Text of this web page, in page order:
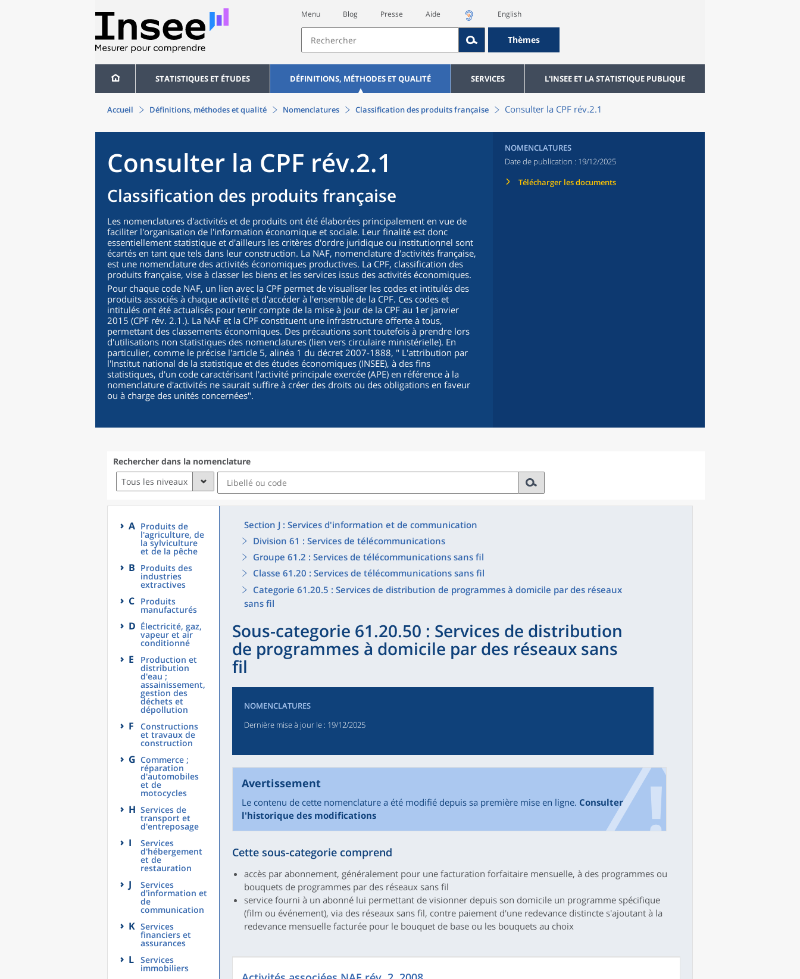
Menu Blog Presse Aide English
Thèmes
STATISTIQUES ET ÉTUDES DÉFINITIONS, MÉTHODES ET QUALITÉ SERVICES L'INSEE ET LA STATISTIQUE PUBLIQUE
Accueil Définitions, méthodes et qualité Nomenclatures Classification des produits française Consulter la CPF rév.2.1
Consulter la CPF rév.2.1
Classification des produits française
Les nomenclatures d'activités et de produits ont été élaborées principalement en vue de
faciliter l'organisation de l'information économique et sociale. Leur finalité est donc
essentiellement statistique et d'ailleurs les critères d'ordre juridique ou institutionnel sont
écartés en tant que tels dans leur construction. La NAF, nomenclature d'activités française,
est une nomenclature des activités économiques productives. La CPF, classification des
produits française, vise à classer les biens et les services issus des activités économiques.
Pour chaque code NAF, un lien avec la CPF permet de visualiser les codes et intitulés des
produits associés à chaque activité et d'accéder à l'ensemble de la CPF. Ces codes et
intitulés ont été actualisés pour tenir compte de la mise à jour de la CPF au 1er janvier
2015 (CPF rév. 2.1.). La NAF et la CPF constituent une infrastructure offerte à tous,
permettant des classements économiques. Des précautions sont toutefois à prendre lors
d'utilisations non statistiques des nomenclatures (lien vers circulaire ministérielle). En
particulier, comme le précise l'article 5, alinéa 1 du décret 2007-1888, " L'attribution par
l'Institut national de la statistique et des études économiques (INSEE), à des fins
statistiques, d'un code caractérisant l'activité principale exercée (APE) en référence à la
nomenclature d'activités ne saurait suffire à créer des droits ou des obligations en faveur
ou à charge des unités concernées".
NOMENCLATURES
Date de publication : 19/12/2025
Télécharger les documents
Rechercher dans la nomenclature
Tous les niveaux
A Produits de
l'agriculture, de
la sylviculture
et de la pêche
B Produits des
industries
extractives
C Produits
manufacturés
D Électricité, gaz,
vapeur et air
conditionné
E Production et
distribution
d'eau ;
assainissement,
gestion des
déchets et
dépollution
F Constructions
et travaux de
construction
G Commerce ;
réparation
d'automobiles
et de
motocycles
H Services de
transport et
d'entreposage
I Services
d'hébergement
et de
restauration
J Services
d'information et
de
communication
K Services
financiers et
assurances
L Services
immobiliers
Section J : Services d'information et de communication
Division 61 : Services de télécommunications
Groupe 61.2 : Services de télécommunications sans fil
Classe 61.20 : Services de télécommunications sans fil
Categorie 61.20.5 : Services de distribution de programmes à domicile par des réseaux
sans fil
Sous-categorie 61.20.50 : Services de distribution
de programmes à domicile par des réseaux sans
fil
NOMENCLATURES
Dernière mise à jour le : 19/12/2025
Avertissement
Le contenu de cette nomenclature a été modifié depuis sa première mise en ligne. Consulter
l'historique des modifications
Cette sous-categorie comprend
accès par abonnement, généralement pour une facturation forfaitaire mensuelle, à des programmes ou
bouquets de programmes par des réseaux sans fil
service fourni à un abonné lui permettant de visionner depuis son domicile un programme spécifique
(film ou événement), via des réseaux sans fil, contre paiement d'une redevance distincte s'ajoutant à la
redevance mensuelle facturée pour le bouquet de base ou les bouquets au choix